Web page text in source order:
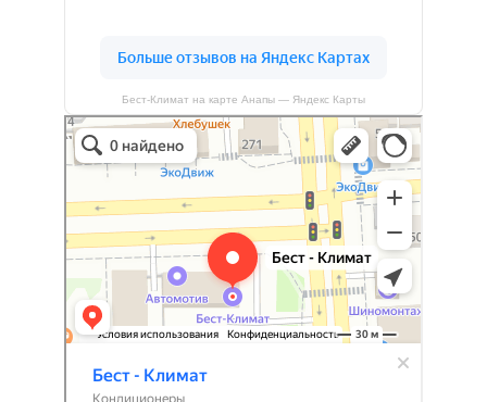
Бест-Климат на карте Анапы — Яндекс Карты
Бест-климат
Кондиционеры в Краснодаре